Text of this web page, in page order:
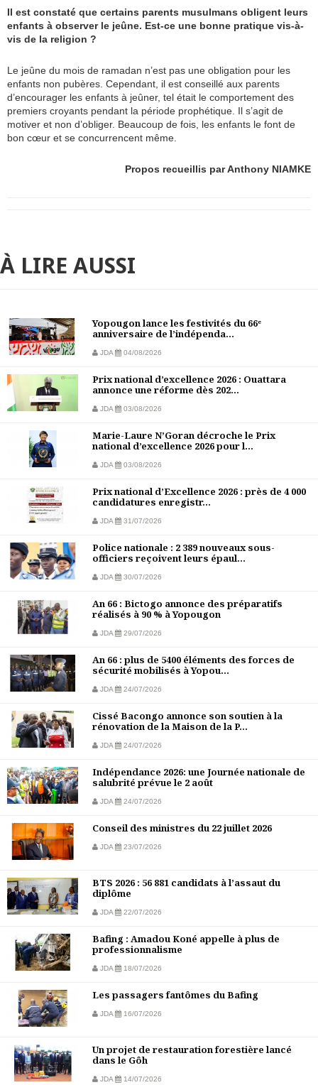
Il est constaté que certains parents musulmans obligent leurs
enfants à observer le jeûne. Est-ce une bonne pratique vis-à-
vis de la religion ?
Le jeûne du mois de ramadan n’est pas une obligation pour les
enfants non pubères. Cependant, il est conseillé aux parents
d’encourager les enfants à jeûner, tel était le comportement des
premiers croyants pendant la période prophétique. Il s’agit de
motiver et non d’obliger. Beaucoup de fois, les enfants le font de
bon cœur et se concurrencent même.
Propos recueillis par Anthony NIAMKE
À LIRE AUSSI
Yopougon lance les festivités du 66ᵉ
anniversaire de l’indépenda...
JDA 04/08/2026
Prix national d’excellence 2026 : Ouattara
annonce une réforme dès 202...
JDA 03/08/2026
Marie-Laure N’Goran décroche le Prix
national d’excellence 2026 pour l...
JDA 03/08/2026
Prix national d’Excellence 2026 : près de 4 000
candidatures enregistr...
JDA 31/07/2026
Police nationale : 2 389 nouveaux sous-
officiers reçoivent leurs épaul...
JDA 30/07/2026
An 66 : Bictogo annonce des préparatifs
réalisés à 90 % à Yopougon
JDA 29/07/2026
An 66 : plus de 5400 éléments des forces de
sécurité mobilisés à Yopou...
JDA 24/07/2026
Cissé Bacongo annonce son soutien à la
rénovation de la Maison de la P...
JDA 24/07/2026
Indépendance 2026: une Journée nationale de
salubrité prévue le 2 août
JDA 24/07/2026
Conseil des ministres du 22 juillet 2026
JDA 23/07/2026
BTS 2026 : 56 881 candidats à l’assaut du
diplôme
JDA 22/07/2026
Bafing : Amadou Koné appelle à plus de
professionnalisme
JDA 18/07/2026
Les passagers fantômes du Bafing
JDA 16/07/2026
Un projet de restauration forestière lancé
dans le Gôh
JDA 14/07/2026